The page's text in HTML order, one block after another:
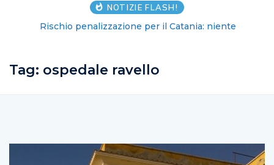
NOTIZIE FLASH!
Rischio penalizzazione per il Catania: niente